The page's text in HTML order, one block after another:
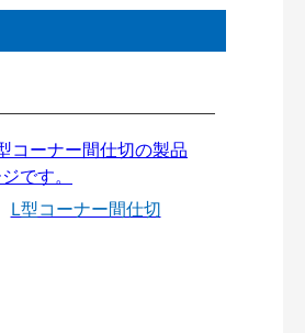
L型コーナー間仕切